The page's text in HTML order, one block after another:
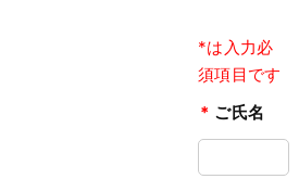
*は入力必
須項目です
* ご氏名